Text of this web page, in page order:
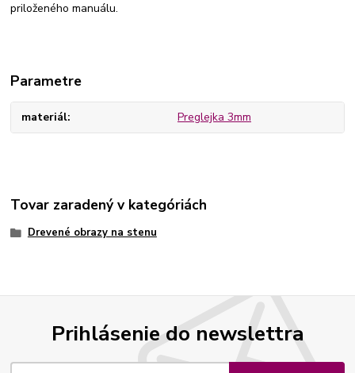
priloženého manuálu.
Parametre
materiál Preglejka 3mm
Tovar zaradený v kategóriách
Drevené obrazy na stenu
Prihlásenie do newslettra